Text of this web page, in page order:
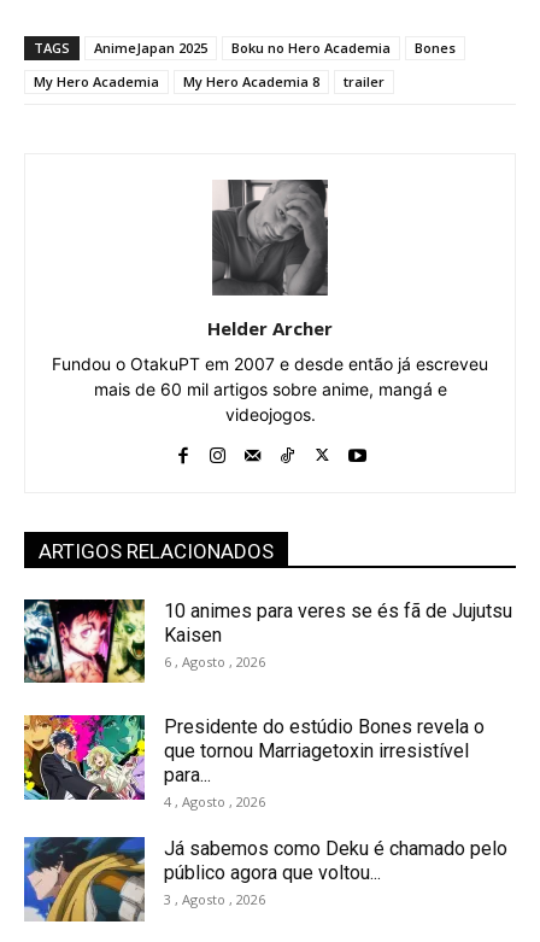
TAGS AnimeJapan 2025 Boku no Hero Academia
Bones
My Hero Academia
My Hero Academia 8 trailer
Helder Archer
Fundou o OtakuPT em 2007 e desde então já escreveu
mais de 60 mil artigos sobre anime, mangá e
videojogos.
ARTIGOS RELACIONADOS
10 animes para veres se és fã de Jujutsu
Kaisen
6 , Agosto , 2026
Presidente do estúdio Bones revela o
que tornou Marriagetoxin irresistível
para...
4 , Agosto , 2026
Já sabemos como Deku é chamado pelo
público agora que voltou...
3 , Agosto , 2026